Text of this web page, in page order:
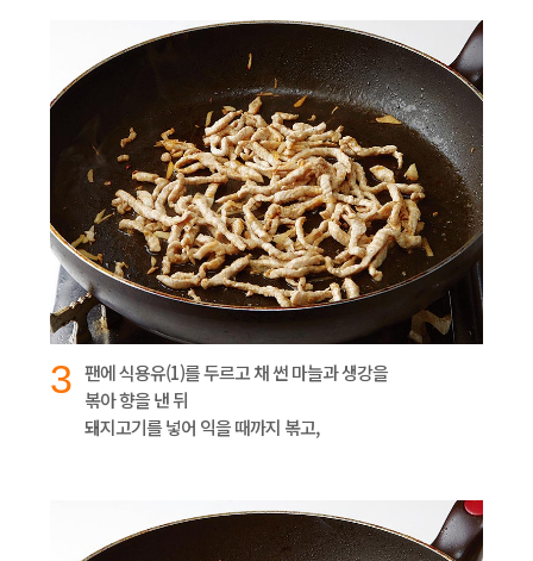
3 팬에 식용유(1)를 두르고 채 썬 마늘과 생강을
볶아 향을 낸 뒤
돼지고기를 넣어 익을 때까지 볶고,